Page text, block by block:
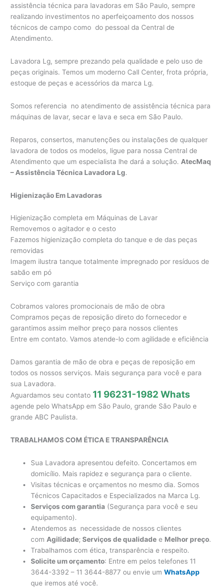
assistência técnica para lavadoras em São Paulo, sempre
realizando investimentos no aperfeiçoamento dos nossos
técnicos de campo como do pessoal da Central de
Atendimento.
Lavadora Lg, sempre prezando pela qualidade e pelo uso de
peças originais. Temos um moderno Call Center, frota própria,
estoque de peças e acessórios da marca Lg.
Somos referencia no atendimento de assistência técnica para
máquinas de lavar, secar e lava e seca em São Paulo.
Reparos, consertos, manutenções ou instalações de qualquer
lavadora de todos os modelos, ligue para nossa Central de
Atendimento que um especialista lhe dará a solução. AtecMaq
– Assistência Técnica Lavadora Lg.
Higienização Em Lavadoras
Higienização completa em Máquinas de Lavar
Removemos o agitador e o cesto
Fazemos higienização completa do tanque e de das peças
removidas
Imagem ilustra tanque totalmente impregnado por resíduos de
sabão em pó
Serviço com garantia
Cobramos valores promocionais de mão de obra
Compramos peças de reposição direto do fornecedor e
garantimos assim melhor preço para nossos clientes
Entre em contato. Vamos atende-lo com agilidade e eficiência
Damos garantia de mão de obra e peças de reposição em
todos os nossos serviços. Mais segurança para você e para
sua Lavadora.
Aguardamos seu contato 11 96231-1982 Whats
agende pelo WhatsApp em São Paulo, grande São Paulo e
grande ABC Paulista.
TRABALHAMOS COM ÉTICA E TRANSPARÊNCIA
Sua Lavadora apresentou defeito. Concertamos em
domicílio. Mais rapidez e segurança para o cliente.
Visitas técnicas e orçamentos no mesmo dia. Somos
Técnicos Capacitados e Especializados na Marca Lg.
Serviços com garantia (Segurança para você e seu
equipamento).
Atendemos as necessidade de nossos clientes
comAgilidade; Serviços de qualidade e Melhor preço.
Trabalhamos com ética, transparência e respeito.
Solicite um orçamento: Entre em pelos telefones 11
3644-3392 – 11 3644-8877 ou envie umWhatsApp
que iremos até você.